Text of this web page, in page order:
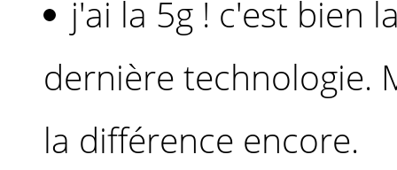
j'ai la 5g ! c'est bien
dernière technologie.
la différence encore.